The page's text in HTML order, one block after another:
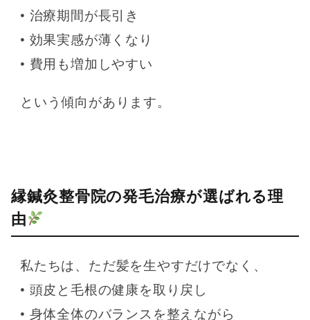
• 治療期間が長引き
• 効果実感が薄くなり
• 費用も増加しやすい
という傾向があります。
縁鍼灸整骨院の発毛治療が選ばれる理
由
私たちは、ただ髪を生やすだけでなく、
• 頭皮と毛根の健康を取り戻し
• 身体全体のバランスを整えながら